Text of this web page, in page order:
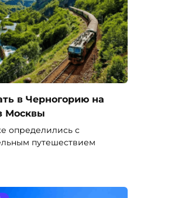
в Черногорию на
Москвы
определились с
путешествием